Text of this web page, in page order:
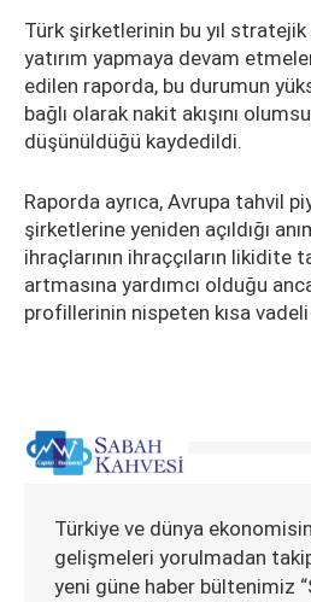
Türk şirketlerinin bu yıl
yatırım yapmaya devam
edilen raporda, bu durumun
bağlı olarak nakit akışını
düşünüldüğü kaydedildi.
Raporda ayrıca, Avrupa tahvil
şirketlerine yeniden açıldığı
ihraçlarının ihraççıların likidite
artmasına yardımcı olduğu
profillerinin nispeten kısa vadeli
Türkiye ve dünya
gelişmeleri yorulmadan
yeni güne haber bültenimiz